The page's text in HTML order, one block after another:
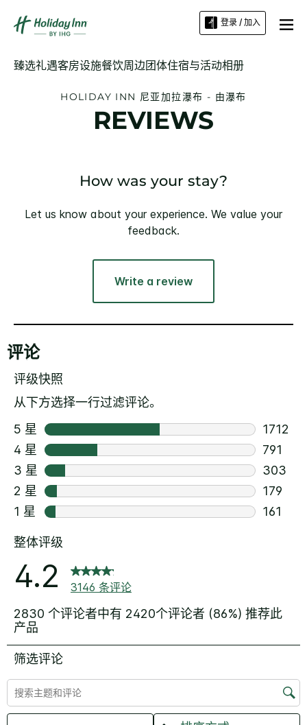
登录 / 加入
臻选礼遇客房设施餐饮周边团体住宿与活动相册
HOLIDAY INN 尼亚加拉瀑布 - 由瀑布
REVIEWS
How was your stay?
Let us know about your experience. We value your
feedback.
Write a review